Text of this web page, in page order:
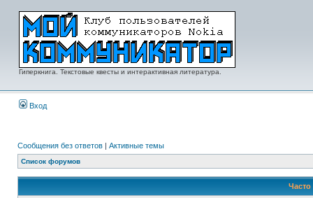
Гиперкнига. Текстовые квесты и интерактивная литература.
Вход
Сообщения без ответов | Активные темы
Список форумов